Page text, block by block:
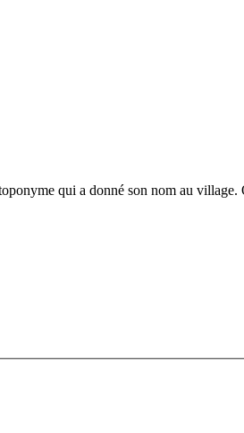
qui a donné son nom au